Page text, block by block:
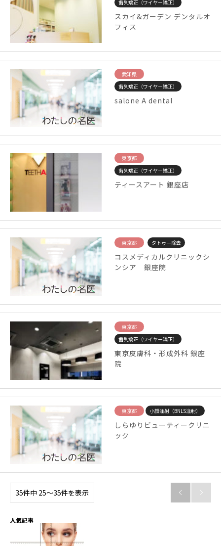
歯列矯正（ワイヤー矯正）
スカイ&ガーデン デンタルオ
フィス
愛知県
歯列矯正（ワイヤー矯正）
salone A dental
東京都
歯列矯正（ワイヤー矯正）
ティースアート 銀座店
東京都 タトゥー除去
コスメディカルクリニックシ
ンシア 銀座院
東京都
歯列矯正（ワイヤー矯正）
東京皮膚科・形成外科 銀座
院
東京都 小顔注射（BNLS注射）
しらゆりビューティークリニ
ック
35件中 25〜35件を表示  
人気記事